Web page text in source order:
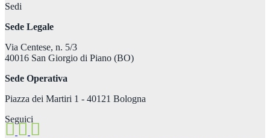
Sedi
Sede Legale
Via Centese, n. 5/3
40016 San Giorgio di Piano (BO)
Sede Operativa
Piazza dei Martiri 1 - 40121 Bologna
Seguici